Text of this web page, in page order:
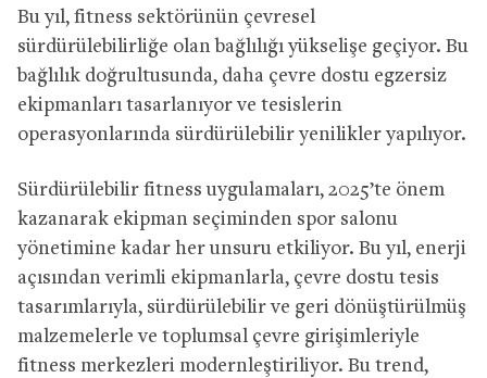
Bu yıl, fitness sektörünün çevresel
sürdürülebilirliğe olan bağlılığı yükselişe geçiyor. Bu
bağlılık doğrultusunda, daha çevre dostu egzersiz
ekipmanları tasarlanıyor ve tesislerin
operasyonlarında sürdürülebilir yenilikler yapılıyor.
Sürdürülebilir fitness uygulamaları, 2025’te önem
kazanarak ekipman seçiminden spor salonu
yönetimine kadar her unsuru etkiliyor. Bu yıl, enerji
açısından verimli ekipmanlarla, çevre dostu tesis
tasarımlarıyla, sürdürülebilir ve geri dönüştürülmüş
malzemelerle ve toplumsal çevre girişimleriyle
fitness merkezleri modernleştiriliyor. Bu trend,